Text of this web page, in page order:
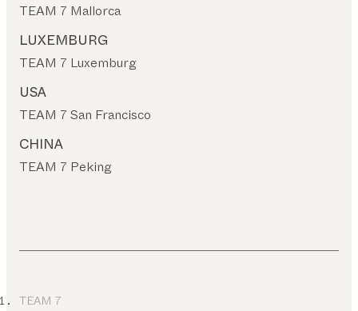
TEAM 7 Mallorca
LUXEMBURG
TEAM 7 Luxemburg
USA
TEAM 7 San Francisco
CHINA
TEAM 7 Peking
TEAM 7